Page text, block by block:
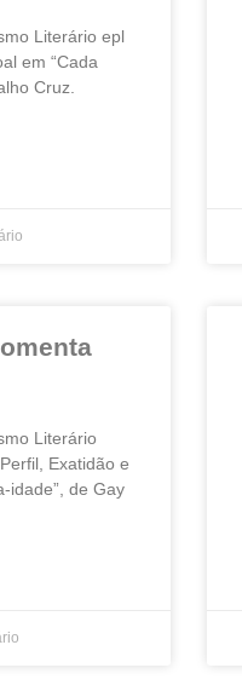
Literário epl
em “Cada
Cruz.
Literário
Exatidão e
idade”, de Gay